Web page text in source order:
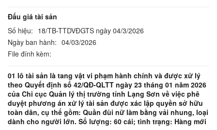
Đấu giá tài sản
Số hiệu: 18/TB-TTDVĐGTS ngày 04/3/2026
Ngày ban hành: 04/03/2026
File đính kèm:
01 lô tài sản là tang vật vi phạm hành chính và được xử lý
theo Quyết định số 42/QĐ-QLTT ngày 23 tháng 01 năm 2026
của Chi cục Quản lý thị trường tỉnh Lạng Sơn về việc phê
duyệt phương án xử lý tài sản được xác lập quyền sở hữu
toàn dân, cụ thể gồm: Quần đùi nữ làm bằng vải nhung, loại
dành cho người lớn. Số lượng: 60 cái; tình trạng: Hàng mới